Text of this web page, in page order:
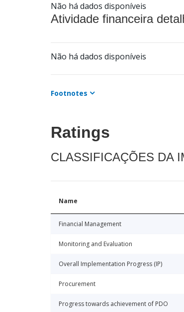
Não há dados disponíveis
Atividade financeira
Não há dados disponíveis
Footnotes
Ratings
CLASSIFICAÇÕES DA
Name
Financial Management
Monitoring and Evaluation
Overall Implementation Progress (IP)
Procurement
Progress towards achievement of PDO